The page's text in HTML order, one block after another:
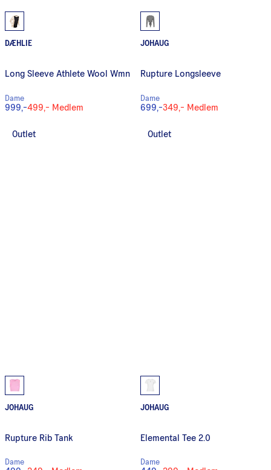
DÆHLIE
Long Sleeve Athlete Wool Wmn
Dame
999,-499,- Medlem
JOHAUG
Rupture Longsleeve
Dame
699,-349,- Medlem
Outlet
JOHAUG
Rupture Rib Tank
Dame
Outlet
JOHAUG
Elemental Tee 2.0
Dame